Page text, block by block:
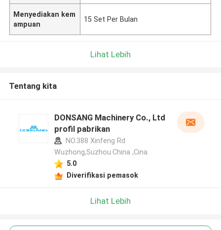
Menyediakan kem
ampuan
15 Set Per Bulan
Lihat Lebih
Tentang kita
DONSANG Machinery Co., Ltd
profil pabrikan
NO.388 Xinfeng Rd
Wuzhong,Suzhou.China ,Cina
5.0
Diverifikasi pemasok
Lihat Lebih